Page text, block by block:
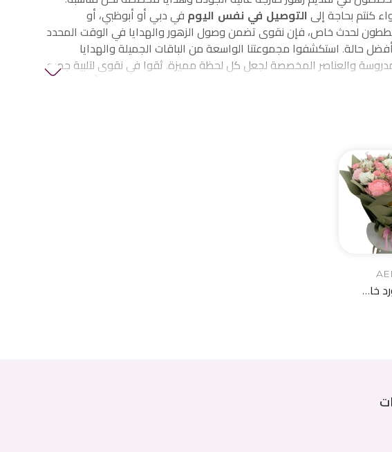
كنتم بحاجة إلى التوصيل في نفس اليوم في دبي أو أبوظبي، أو
لحدث خاص، فإن نقوى تضمن وصول الزهور والهدايا في الوقت المحدد
حالة. استكشفوا مجموعتنا الواسعة من الباقات الجميلة والهدايا
والعناصر المخصصة لجعل كل لحظة مميزة. ثقوا في نقوى لتلبية جميع
بوكيه الورد خاص اصطناعي